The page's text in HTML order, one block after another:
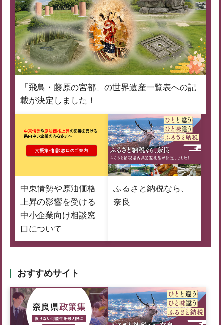
「飛鳥・藤原の宮都」の世界遺産一覧表への記
載が決定しました！
中東情勢や原油価格
上昇の影響を受ける
中小企業向け相談窓
口について
ふるさと納税なら、
奈良
おすすめサイト